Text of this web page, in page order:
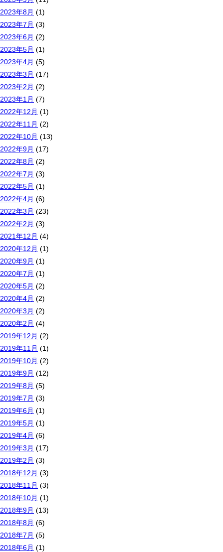
2023年8月 (1)
2023年7月 (3)
2023年6月 (2)
2023年5月 (1)
2023年4月 (5)
2023年3月 (17)
2023年2月 (2)
2023年1月 (7)
2022年12月 (1)
2022年11月 (2)
2022年10月 (13)
2022年9月 (17)
2022年8月 (2)
2022年7月 (3)
2022年5月 (1)
2022年4月 (6)
2022年3月 (23)
2022年2月 (3)
2021年12月 (4)
2020年12月 (1)
2020年9月 (1)
2020年7月 (1)
2020年5月 (2)
2020年4月 (2)
2020年3月 (2)
2020年2月 (4)
2019年12月 (2)
2019年11月 (1)
2019年10月 (2)
2019年9月 (12)
2019年8月 (5)
2019年7月 (3)
2019年6月 (1)
2019年5月 (1)
2019年4月 (6)
2019年3月 (17)
2019年2月 (3)
2018年12月 (3)
2018年11月 (3)
2018年10月 (1)
2018年9月 (13)
2018年8月 (6)
2018年7月 (5)
2018年6月 (1)